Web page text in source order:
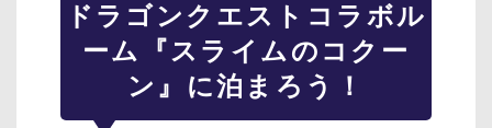
ドラゴンクエスト コラボル
ーム『スライムのコクー
ン』に泊まろう！